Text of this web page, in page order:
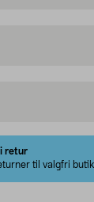
retur
til valgfri